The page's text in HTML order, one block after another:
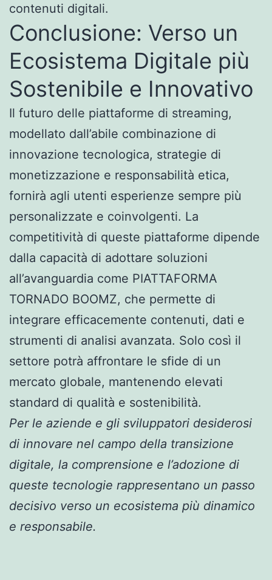
contenuti digitali.
Conclusione: Verso un
Ecosistema Digitale più
Sostenibile e Innovativo
Il futuro delle piattaforme di streaming,
modellato dall’abile combinazione di
innovazione tecnologica, strategie di
monetizzazione e responsabilità etica,
fornirà agli utenti esperienze sempre più
personalizzate e coinvolgenti. La
competitività di queste piattaforme dipende
dalla capacità di adottare soluzioni
all’avanguardia come PIATTAFORMA
TORNADO BOOMZ, che permette di
integrare efficacemente contenuti, dati e
strumenti di analisi avanzata. Solo così il
settore potrà affrontare le sfide di un
mercato globale, mantenendo elevati
standard di qualità e sostenibilità.
Per le aziende e gli sviluppatori desiderosi
di innovare nel campo della transizione
digitale, la comprensione e l’adozione di
queste tecnologie rappresentano un passo
decisivo verso un ecosistema più dinamico
e responsabile.